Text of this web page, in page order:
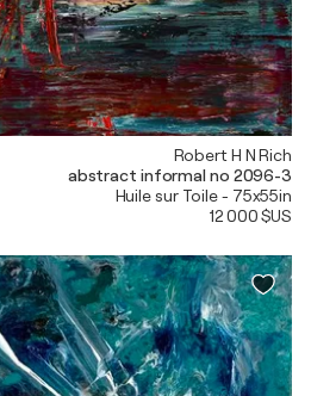
Robert H N Rich
abstract informal no 2096-3
Huile sur Toile - 75x55in
12 000 $US